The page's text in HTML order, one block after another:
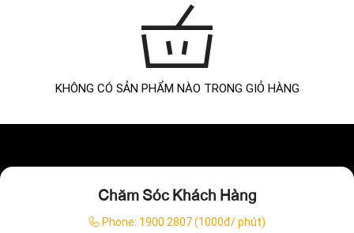
KHÔNG CÓ SẢN PHẨM NÀO TRONG GIỎ HÀNG
Chăm Sóc Khách Hàng
Phone: 1900 2807 (1000đ/ phút)